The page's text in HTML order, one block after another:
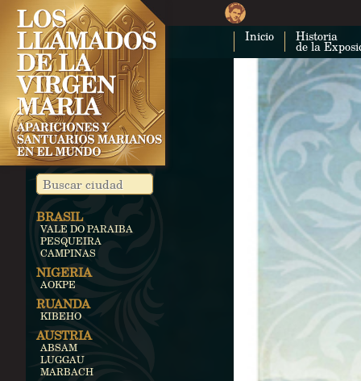
Inicio Historia
de la
BRASIL
VALE DO PARAIBA
PESQUEIRA
CAMPINAS
NIGERIA
AOKPE
RUANDA
KIBEHO
AUSTRIA
ABSAM
LUGGAU
MARBACH